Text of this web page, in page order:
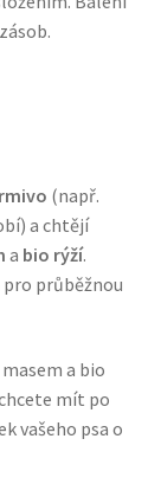
obilovin
(např.
a chtějí
a bio rýží.
průběžnou
a bio
mít po
vašeho psa o